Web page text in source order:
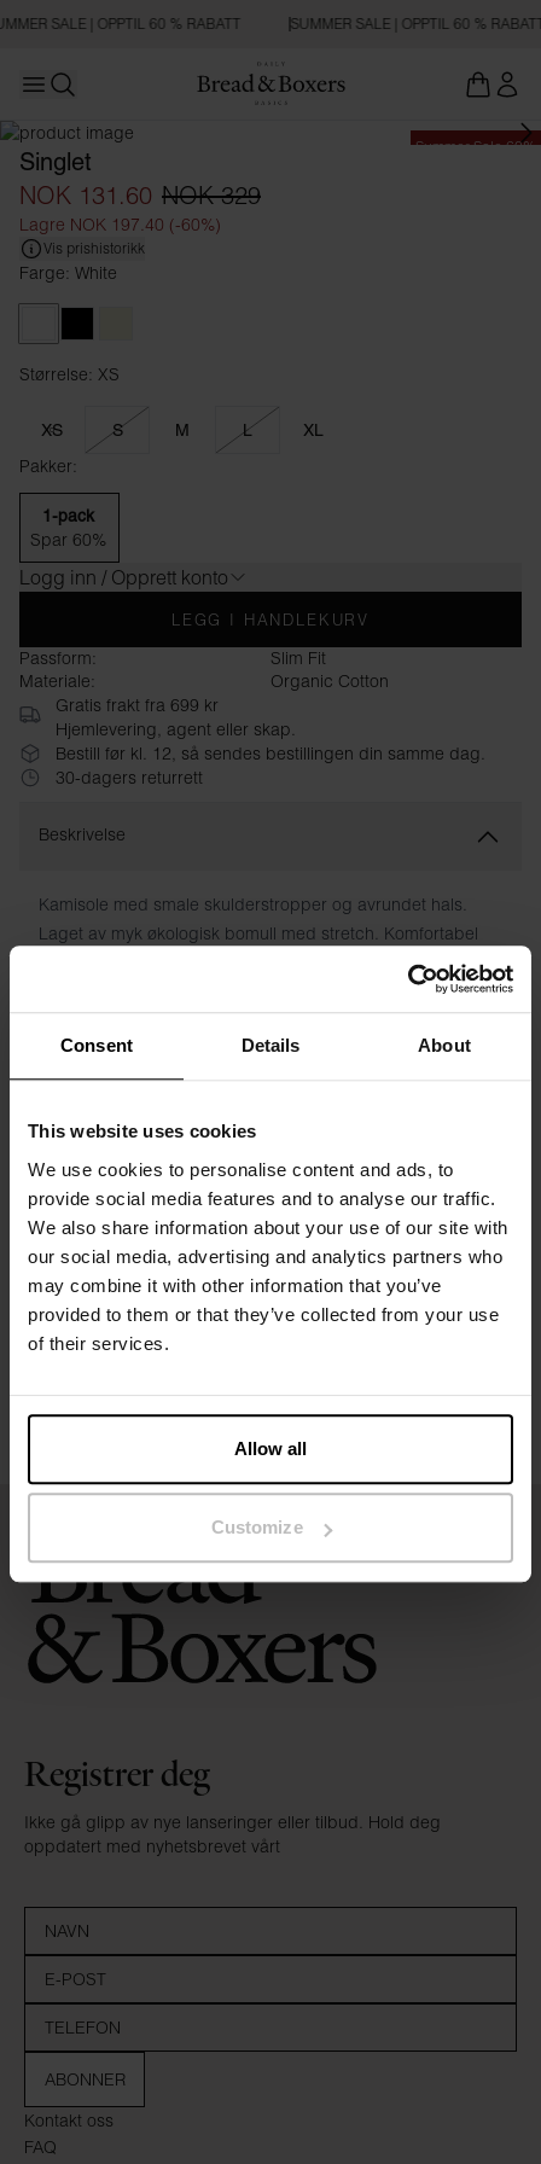
Consent Details About
This website uses cookies
We use cookies to personalise content and ads, to
provide social media features and to analyse our traffic.
We also share information about your use of our site with
our social media, advertising and analytics partners who
may combine it with other information that you’ve
provided to them or that they’ve collected from your use
of their services.
Allow all
Customize
SALE | OPPTIL 60 % RABATT SUMMER SALE | OPPTIL 60 %
Open main menu
Summer Sale 60%
Singlet
NOK 131.60 NOK 329
Lagre NOK 197.40 (-60%)
Vis prishistorikk
Farge: White
Størrelse: XS
XS S M L XL
Pakker:
1-pack
Spar 60%
Logg inn / Opprett konto
LEGG I HANDLEKURV
Passform:
Slim Fit
Materiale:
Organic Cotton
Gratis frakt fra 699 kr
Hjemlevering, agent eller skap.
Bestill før kl. 12, så sendes bestillingen din samme dag.
30-dagers returrett
Beskrivelse
Kamisole med smale skulderstropper og avrundet hals.
Laget av myk økologisk bomull med stretch. Komfortabel
og tettsittende passform. En perfekt topp å bruke som et
Materiale: 94 % økologisk bomull, 6 % elastan
Spesifikasjon
Vaskeinstruksjoner
Anmeldelser
Kontakt oss
FAQ
Registrer deg
Ikke gå glipp av nye lanseringer eller tilbud. Hold deg
oppdatert med nyhetsbrevet vårt
ABONNER